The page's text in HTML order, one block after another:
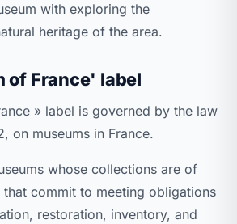
with exploring the
heritage of the area.
of France' label
» label is governed by the law
on museums in France.
whose collections are of
commit to meeting obligations
restoration, inventory, and